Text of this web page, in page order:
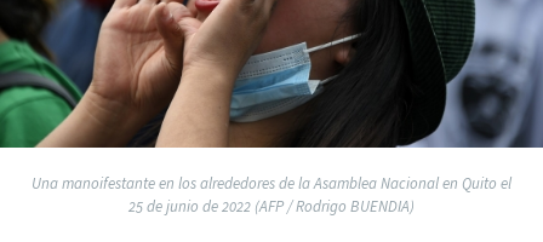
Una manoifestante en los alrededores de la Asamblea Nacional en Quito el
25 de junio de 2022 (AFP / Rodrigo BUENDIA)